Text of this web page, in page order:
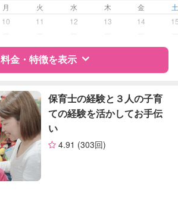
対応可否は個別に相談
絵・工作レッスン
対応可能
月 火 水 木 金
10 11 12 13 14
料金・特徴を表示
レビュー
自治体届出済ベビーシッター
保育士
幼稚園教諭
保育士の経験と３人の子育
ての経験を活かしてお手伝
い
4.91 (303回)